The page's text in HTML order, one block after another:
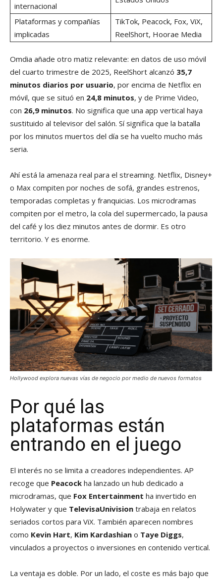
internacional
Plataformas y compañías
implicadas
TikTok, Peacock, Fox, ViX,
ReelShort, Hoorae Media
Omdia añade otro matiz relevante: en datos de uso móvil
del cuarto trimestre de 2025, ReelShort alcanzó 35,7
minutos diarios por usuario, por encima de Netflix en
móvil, que se situó en 24,8 minutos, y de Prime Video,
con 26,9 minutos. No significa que una app vertical haya
sustituido al televisor del salón. Sí significa que la batalla
por los minutos muertos del día se ha vuelto mucho más
seria.
Ahí está la amenaza real para el streaming. Netflix, Disney+
o Max compiten por noches de sofá, grandes estrenos,
temporadas completas y franquicias. Los microdramas
compiten por el metro, la cola del supermercado, la pausa
del café y los diez minutos antes de dormir. Es otro
territorio. Y es enorme.
Hollywood explora nuevas vías de negocio por medio de nuevos formatos
Por qué las
plataformas están
entrando en el juego
El interés no se limita a creadores independientes. AP
recoge que Peacock ha lanzado un hub dedicado a
microdramas, que Fox Entertainment ha invertido en
Holywater y que TelevisaUnivision trabaja en relatos
seriados cortos para ViX. También aparecen nombres
como Kevin Hart, Kim Kardashian o Taye Diggs,
vinculados a proyectos o inversiones en contenido vertical.
La ventaja es doble. Por un lado, el coste es más bajo que